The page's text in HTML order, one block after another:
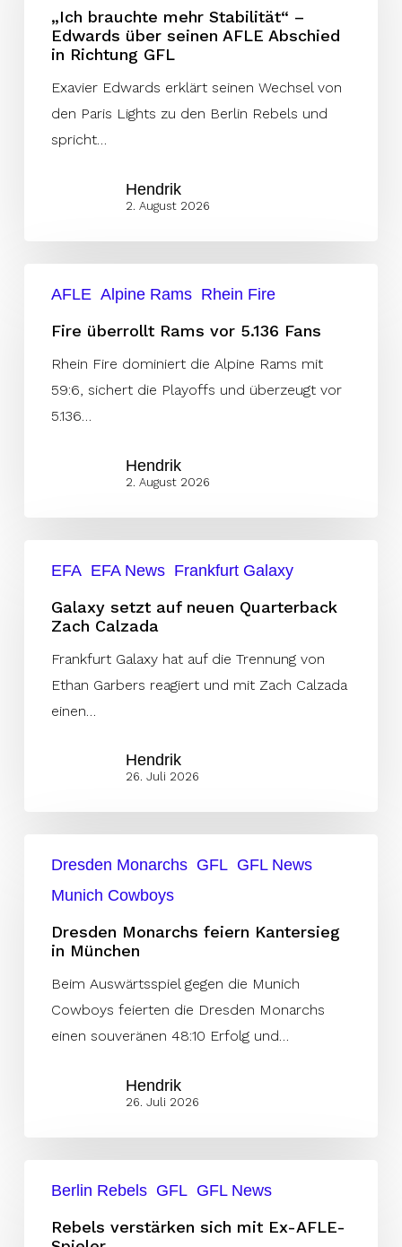
Stabilität“
Edwards
über
seinen
AFLE
„Ich brauchte mehr Stabilität“ –
Edwards über seinen AFLE Abschied
in Richtung GFL
Exavier Edwards erklärt seinen Wechsel von
den Paris Lights zu den Berlin Rebels und
spricht…
Hendrik
2. August 2026
überrollt
Rams
AFLE Alpine Rams Rhein Fire
Fire überrollt Rams vor 5.136 Fans
Rhein Fire dominiert die Alpine Rams mit
59:6, sichert die Playoffs und überzeugt vor
5.136…
Hendrik
2. August 2026
setzt
neuen
Quarterback
Zach
Calzada
EFA EFA News Frankfurt Galaxy
Galaxy setzt auf neuen Quarterback
Zach Calzada
Frankfurt Galaxy hat auf die Trennung von
Ethan Garbers reagiert und mit Zach Calzada
einen…
Hendrik
26. Juli 2026
Monarchs
feiern
Kantersieg
München
Dresden Monarchs GFL GFL News
Munich Cowboys
Dresden Monarchs feiern Kantersieg
in München
Beim Auswärtsspiel gegen die Munich
Cowboys feierten die Dresden Monarchs
einen souveränen 48:10 Erfolg und…
Hendrik
26. Juli 2026
verstärken
Berlin Rebels GFL GFL News
Rebels verstärken sich mit Ex-AFLE-